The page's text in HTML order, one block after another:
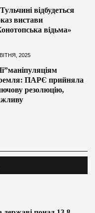
відбудеться
вистави
відьма»
2025
ПАРЄ прийняла
резолюцію,